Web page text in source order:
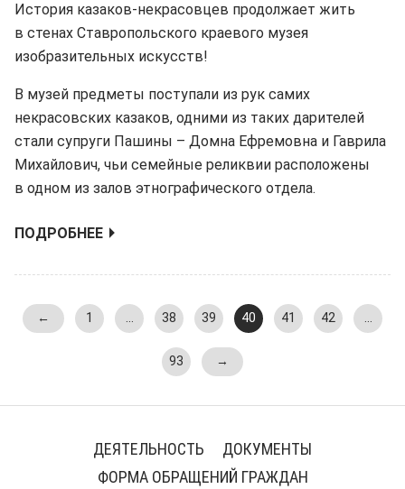
История казаков-некрасовцев продолжает жить
в стенах Ставропольского краевого музея
изобразительных искусств!
В музей предметы поступали из рук самих
некрасовских казаков, одними из таких дарителей
стали супруги Пашины – Домна Ефремовна и Гаврила
Михайлович, чьи семейные реликвии расположены
в одном из залов этнографического отдела.
ПОДРОБНЕЕ
← 1 … 38 39 40 41 42 …
93 →
ДЕЯТЕЛЬНОСТЬ
ДОКУМЕНТЫ
ФОРМА ОБРАЩЕНИЙ ГРАЖДАН